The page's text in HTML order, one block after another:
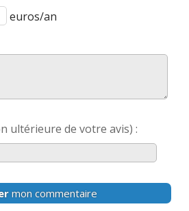
euros/an
ultérieure de votre avis) :
mon commentaire